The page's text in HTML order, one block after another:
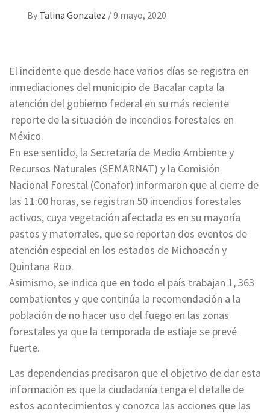
By Talina Gonzalez /9 mayo, 2020
El incidente que desde hace varios días se registra en
inmediaciones del municipio de Bacalar capta la
atención del gobierno federal en su más reciente
reporte de la situación de incendios forestales en
México.
En ese sentido, la Secretaría de Medio Ambiente y
Recursos Naturales (SEMARNAT) y la Comisión
Nacional Forestal (Conafor) informaron que al cierre de
las 11:00 horas, se registran 50 incendios forestales
activos, cuya vegetación afectada es en su mayoría
pastos y matorrales, que se reportan dos eventos de
atención especial en los estados de Michoacán y
Quintana Roo.
Asimismo, se indica que en todo el país trabajan 1, 363
combatientes y que continúa la recomendación a la
población de no hacer uso del fuego en las zonas
forestales ya que la temporada de estiaje se prevé
fuerte.
Las dependencias precisaron que el objetivo de dar esta
información es que la ciudadanía tenga el detalle de
estos acontecimientos y conozca las acciones que las